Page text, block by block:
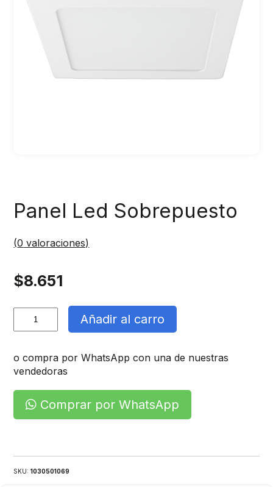
Panel Led Sobrepuesto
(0 valoraciones)
$8.651
Panel
cantidad
Añadir al carro
o compra por WhatsApp con una de nuestras
vendedoras
Comprar por WhatsApp
SKU:1030501069